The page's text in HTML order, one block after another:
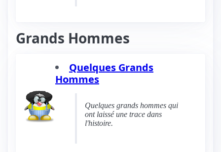
Grands Hommes
Quelques Grands
Hommes
Quelques grands hommes qui
ont laissé une trace dans
l'histoire.